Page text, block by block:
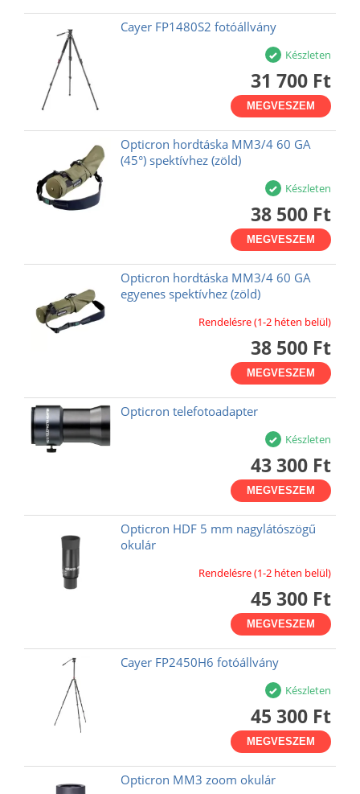
Cayer FP1480S2 fotóállvány
Készleten
31 700 Ft
MEGVESZEM
Opticron hordtáska MM3/4 60 GA
(45°) spektívhez (zöld)
Készleten
38 500 Ft
MEGVESZEM
Opticron hordtáska MM3/4 60 GA
egyenes spektívhez (zöld)
Rendelésre (1-2 héten belül)
38 500 Ft
MEGVESZEM
Opticron telefotoadapter
Készleten
43 300 Ft
MEGVESZEM
Opticron HDF 5 mm nagylátószögű
okulár
Rendelésre (1-2 héten belül)
45 300 Ft
MEGVESZEM
Cayer FP2450H6 fotóállvány
Készleten
45 300 Ft
MEGVESZEM
Opticron MM3 zoom okulár